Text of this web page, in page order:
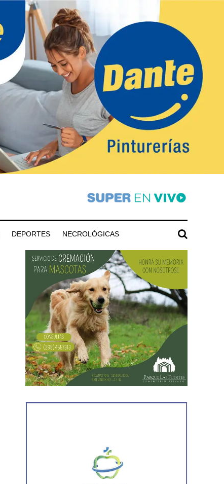
DEPORTES NECROLÓGICAS